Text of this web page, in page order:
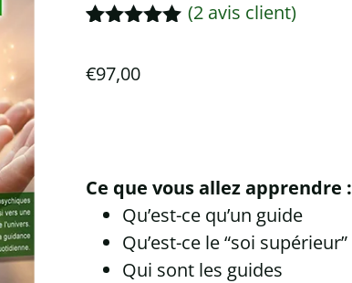
basé sur
(2avis client)
€97,00
Ce que vous allez apprendre :
Qu’est-ce qu’un guide
Qu’est-ce le “soi supérieur”
Qui sont les guides